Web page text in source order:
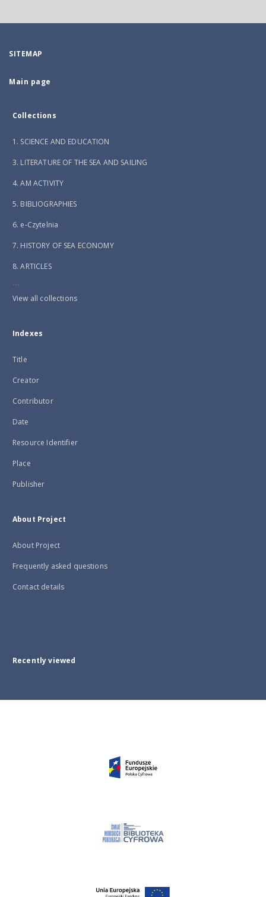
SITEMAP
Main page
Collections
1. SCIENCE AND EDUCATION
3. LITERATURE OF THE SEA AND SAILING
4. AM ACTIVITY
5. BIBLIOGRAPHIES
6. e-Czytelnia
7. HISTORY OF SEA ECONOMY
8. ARTICLES
...
View all collections
Indexes
Title
Creator
Contributor
Date
Resource Identifier
Place
Publisher
About Project
About Project
Frequently asked questions
Contact details
Recently viewed